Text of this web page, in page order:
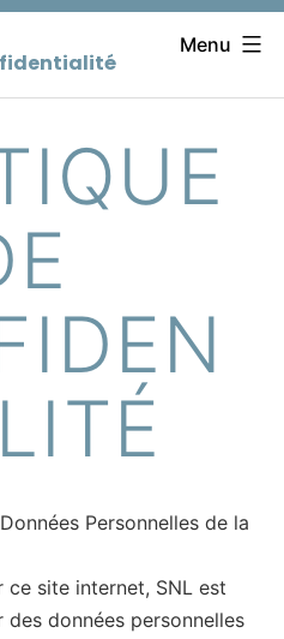
Menu
Personnelles de la
site internet, SNL est
données personnelles